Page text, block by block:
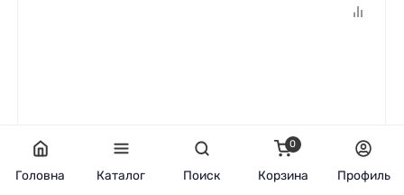
Головна Каталог Поиск
0
Корзина Профиль